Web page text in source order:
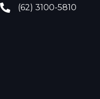
(62) 3100-5810